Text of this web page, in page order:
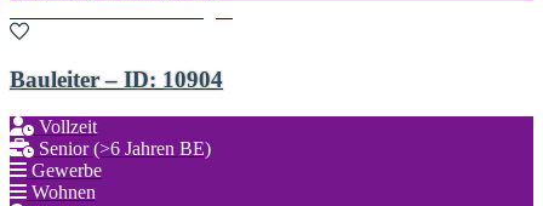
Bauleiter – ID: 10904
Vollzeit
Senior (>6 Jahren BE)
Gewerbe
Wohnen